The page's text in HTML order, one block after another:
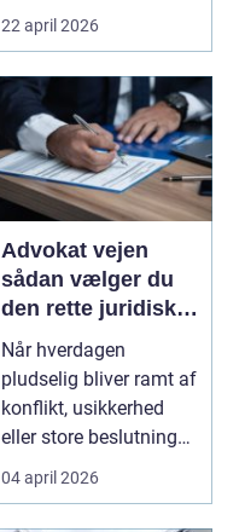
starter det med
hyggedrik på ...
22 april 2026
Advokat vejen
sådan vælger du
den rette juridiske
hjælp lokalt
Når hverdagen
pludselig bliver ramt af
konflikt, usikkerhed
eller store beslutninger,
kan en lokal a...
04 april 2026